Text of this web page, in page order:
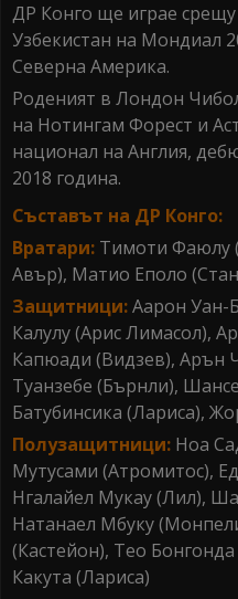
ДР Конго ще играе
Узбекистан на Мондиал
Северна Америка.
Роденият в Лондон
на Нотингам Форест и
национал на Англия,
2018 година.
Съставът на ДР Конго:
Вратари: Тимоти Фаюлу
Авър), Матио Еполо
Защитници:Аарон Уан-
Калулу (Арис Лимасол),
Капюади (Видзев), Арън
Туанзебе (Бърнли),
Батубинсика (Лариса),
Полузащитници: Ноа
Мутусами (Атромитос),
Нгалайел Мукау (Лил),
Натанаел Мбуку
(Кастейон), Тео
Какута (Лариса)